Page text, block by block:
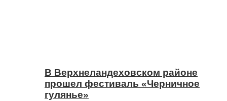
В Верхнеландеховском районе
прошел фестиваль «Черничное
гулянье»